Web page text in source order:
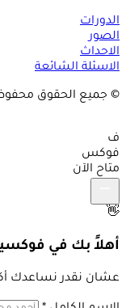
الدورات
الصور
الاحداث
الاسئلة الشائعة
© جميع الحقوق
ف
فوكس
متاح الآن
👋
أهلاً بك في
عشان نقدر نساعدك